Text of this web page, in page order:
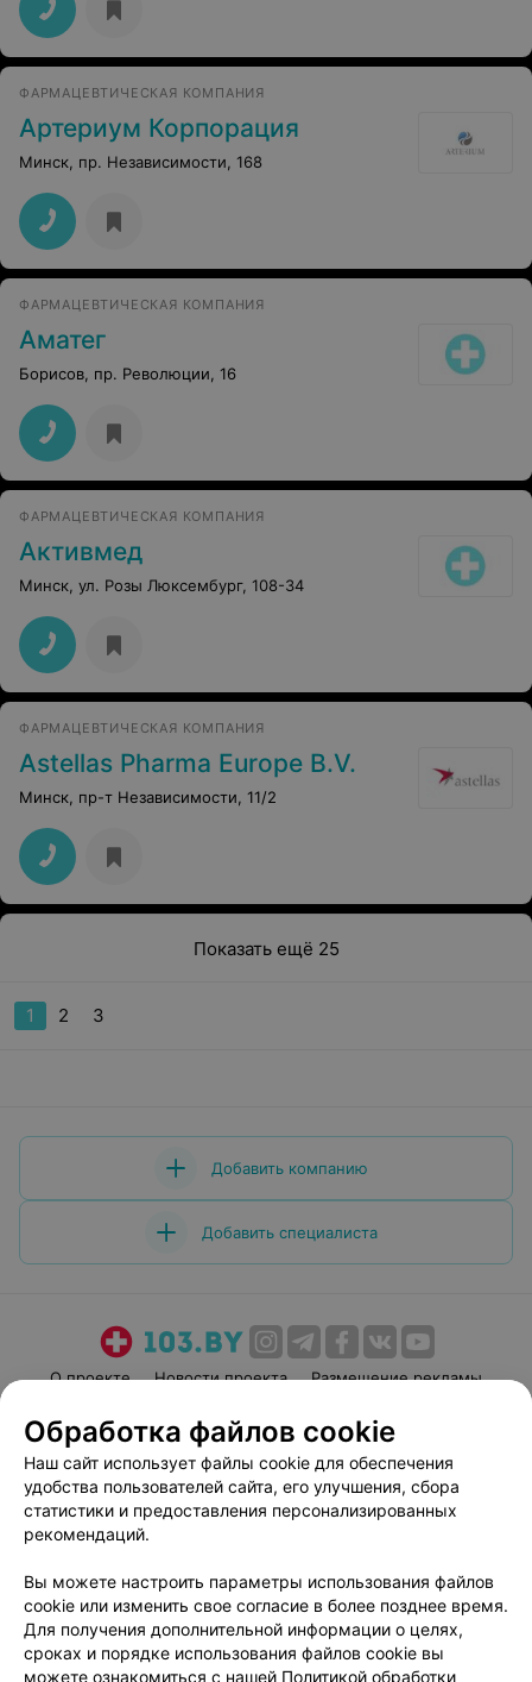
ФАРМАЦЕВТИЧЕСКАЯ КОМПАНИЯ
Артериум Корпорация
Минск, пр. Независимости, 168
ФАРМАЦЕВТИЧЕСКАЯ КОМПАНИЯ
Аматег
Борисов, пр. Революции, 16
ФАРМАЦЕВТИЧЕСКАЯ КОМПАНИЯ
Активмед
Минск, ул. Розы Люксембург, 108-34
ФАРМАЦЕВТИЧЕСКАЯ КОМПАНИЯ
Astellas Pharma Europe B.V.
Минск, пр-т Независимости, 11/2
Показать ещё 25
1 2 3
Добавить компанию
Добавить специалиста
О проекте Новости проекта
Размещение рекламы
Пользовательское соглашение
Способы оплаты
Вакансии
Партнеры
Написать руководителю 103.by
Персональные настройки cookie
Обработка персональных данных
Обработка файлов cookie
Наш сайт использует файлы cookie для обеспечения
удобства пользователей сайта, его улучшения, сбора
статистики и предоставления персонализированных
рекомендаций.
Вы можете настроить параметры использования файлов
cookie или изменить свое согласие в более позднее время.
Для получения дополнительной информации о целях,
сроках и порядке использования файлов cookie вы
можете ознакомиться с нашей Политикой обработки